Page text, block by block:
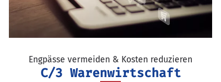
Engpässe vermeiden & Kosten reduzieren
C/3 Warenwirtschaft